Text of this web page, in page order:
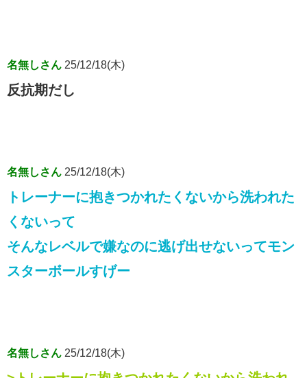
名無しさん 25/12/18(木)
反抗期だし
名無しさん 25/12/18(木)
トレーナーに抱きつかれたくないから洗われた
くないって
そんなレベルで嫌なのに逃げ出せないってモン
スターボールすげー
名無しさん 25/12/18(木)